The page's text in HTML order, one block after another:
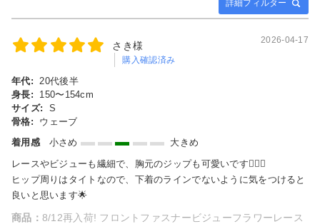
詳細フィルター
さき様
購入確認済み
2026-04-17
年代:
20代後半
身長:
150〜154cm
サイズ:
S
骨格:
ウェーブ
着用感
小さめ
大きめ
レースやビジューも繊細で、胸元のジップも可愛いです🙆🏻‍♀️
ヒップ周りはタイトなので、下着のラインでないように気をつけると
良いと思います🌟
商品： 8/12再入荷! フロントファスナービジューフラワーレース